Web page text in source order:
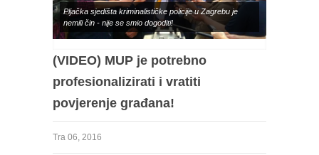
Pljačka sjedišta kriminalističke policije u Zagrebu je
nemili čin - nije se smio dogoditi!
(VIDEO) MUP je potrebno
profesionalizirati i vratiti
povjerenje građana!
Tra 06, 2016